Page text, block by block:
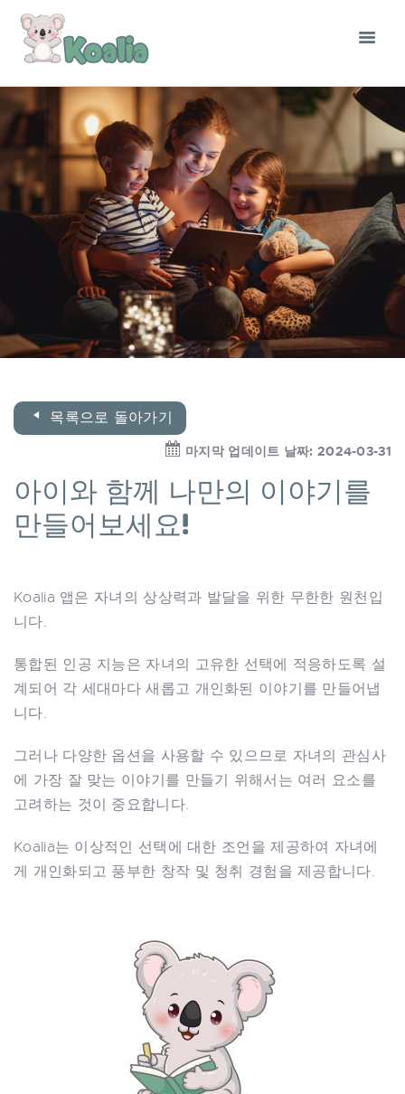
목록으로 돌아가기
마지막 업데이트 날짜: 2024-03-31
아이와 함께 나만의 이야기를
만들어보세요!
Koalia 앱은 자녀의 상상력과 발달을 위한 무한한 원천입
니다.
통합된 인공 지능은 자녀의 고유한 선택에 적응하도록 설
계되어 각 세대마다 새롭고 개인화된 이야기를 만들어냅
니다.
그러나 다양한 옵션을 사용할 수 있으므로 자녀의 관심사
에 가장 잘 맞는 이야기를 만들기 위해서는 여러 요소를
고려하는 것이 중요합니다.
Koalia는 이상적인 선택에 대한 조언을 제공하여 자녀에
게 개인화되고 풍부한 창작 및 청취 경험을 제공합니다.